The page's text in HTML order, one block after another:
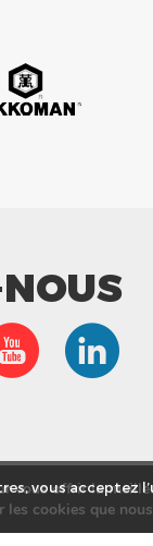
Service
vous acceptez
vous offrir la
les cookies que